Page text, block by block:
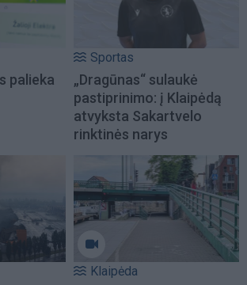
palieka
Sportas
„Dragūnas“ sulaukė
pastiprinimo: į Klaipėdą
atvyksta Sakartvelo
rinktinės narys
Klaipėda